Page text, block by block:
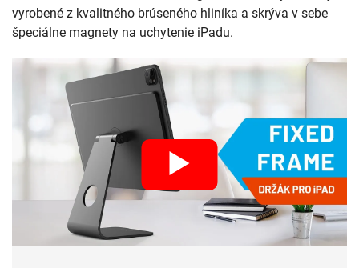
vyrobené z kvalitného brúseného hliníka a skrýva v sebe
špeciálne magnety na uchytenie iPadu.